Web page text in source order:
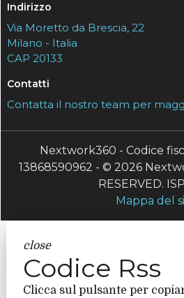
Indirizzo
Via Moretto da Brescia, 22
Milano - Italia
CAP 20133
Contatti
Contatta il nostro team per
Nextwork360 - Codice
13868590962 - © 2026
RESERVED.
Mappa del
close
Codice Rss
Clicca sul pulsante per